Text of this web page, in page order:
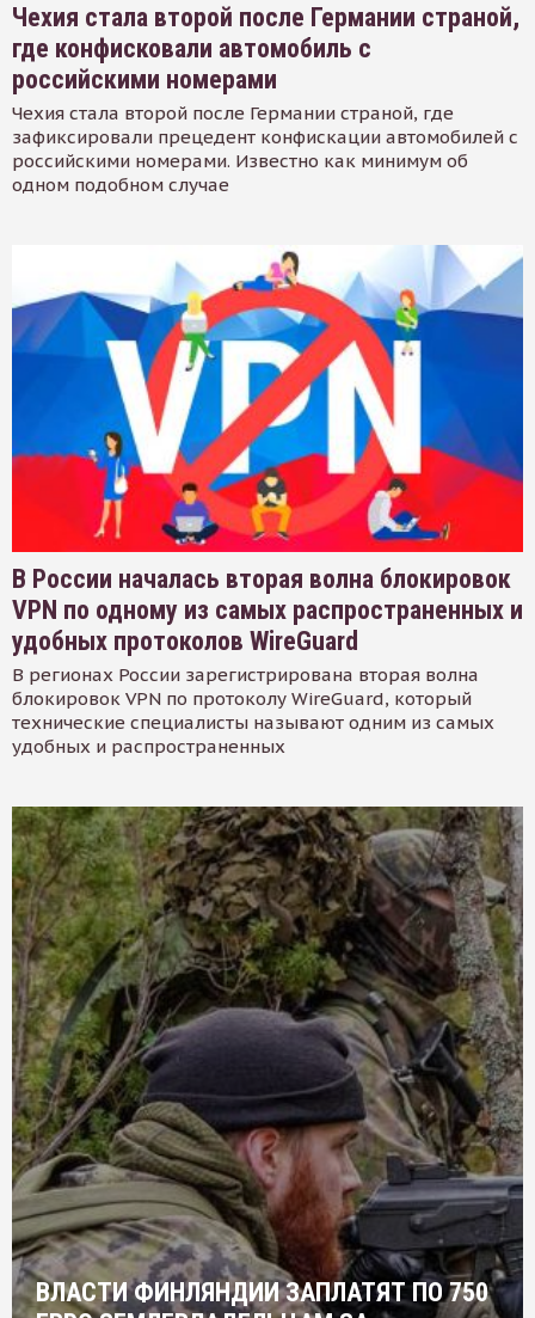
Чехия стала второй после Германии страной,
где конфисковали автомобиль с
российскими номерами
Чехия стала второй после Германии страной, где
зафиксировали прецедент конфискации автомобилей с
российскими номерами. Известно как минимум об
одном подобном случае
В России началась вторая волна блокировок
VPN по одному из самых распространенных и
удобных протоколов WireGuard
В регионах России зарегистрирована вторая волна
блокировок VPN по протоколу WireGuard, который
технические специалисты называют одним из самых
удобных и распространенных
ВЛАСТИ ФИНЛЯНДИИ ЗАПЛАТЯТ ПО 750